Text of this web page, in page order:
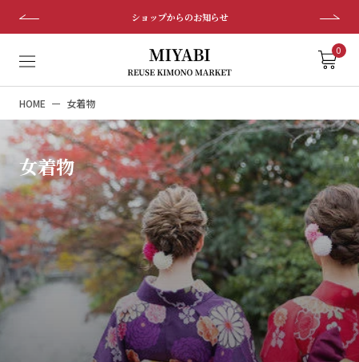
し
コ
ン
ツ
に
移
動
す
る
ショップからのお知らせ
0
HOME 女着物
女着物